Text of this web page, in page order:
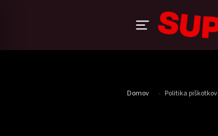
Domov › Politika piškotkov